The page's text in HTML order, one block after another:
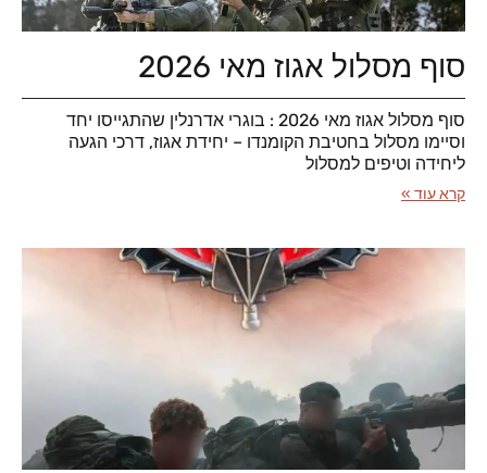
סוף מסלול אגוז מאי 2026
סוף מסלול אגוז מאי 2026 : בוגרי אדרנלין שהתגייסו יחד
וסיימו מסלול בחטיבת הקומנדו – יחידת אגוז, דרכי הגעה
ליחידה וטיפים למסלול
קרא עוד »